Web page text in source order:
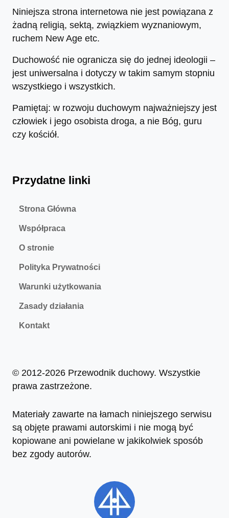
Niniejsza strona internetowa nie jest powiązana z
żadną religią, sektą, związkiem wyznaniowym,
ruchem New Age etc.
Duchowość nie ogranicza się do jednej ideologii –
jest uniwersalna i dotyczy w takim samym stopniu
wszystkiego i wszystkich.
Pamiętaj: w rozwoju duchowym najważniejszy jest
człowiek i jego osobista droga, a nie Bóg, guru
czy kościół.
Przydatne linki
Strona Główna
Współpraca
O stronie
Polityka Prywatności
Warunki użytkowania
Zasady działania
Kontakt
© 2012-2026 Przewodnik duchowy. Wszystkie
prawa zastrzeżone.
Materiały zawarte na łamach niniejszego serwisu
są objęte prawami autorskimi i nie mogą być
kopiowane ani powielane w jakikolwiek sposób
bez zgody autorów.